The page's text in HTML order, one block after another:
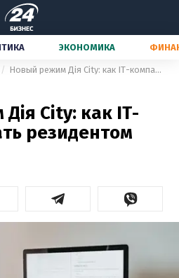
ЭКОНОМИКА
Новый режим Дія City: как IT-компании стать резидентом
City: как IT-
резидентом